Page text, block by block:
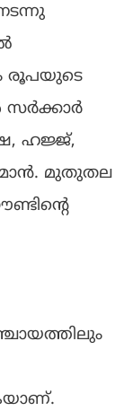
രൂപയുടെ
ഹജ്ജ്,
മുതുതല